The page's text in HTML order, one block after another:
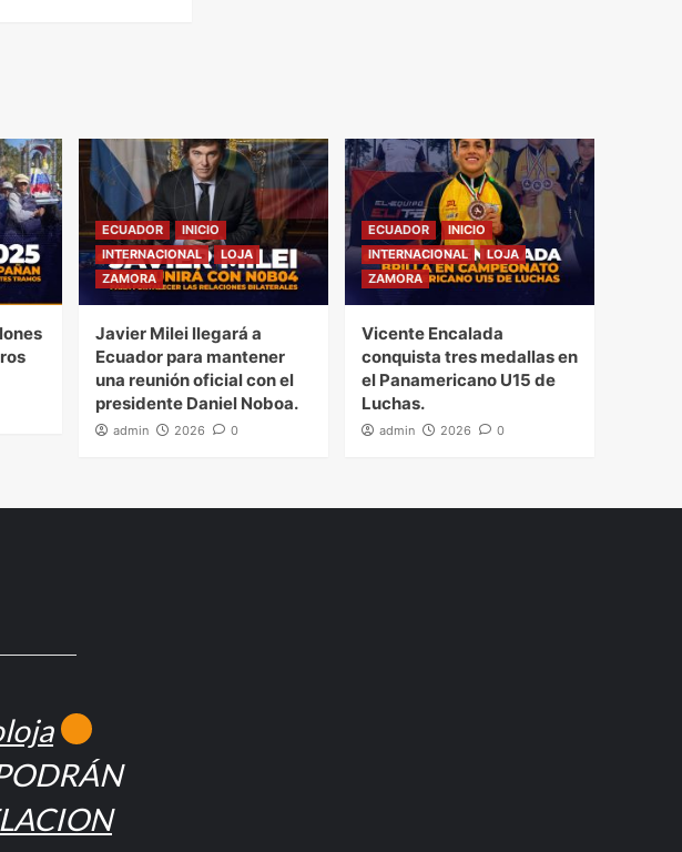
ECUADOR
INICIO
INTERNACIONAL
LOJA
ZAMORA
Javier Milei llegará a
Ecuador para mantener
una reunión oficial con el
presidente Daniel Noboa.
admin 2026 0
ECUADOR
INICIO
INTERNACIONAL
LOJA
ZAMORA
Vicente Encalada
conquista tres medallas en
el Panamericano U15 de
Luchas.
admin 2026 0